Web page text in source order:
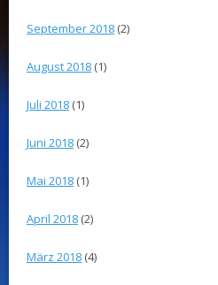
September 2018 (2)
August 2018 (1)
Juli 2018 (1)
Juni 2018 (2)
Mai 2018 (1)
April 2018 (2)
März 2018 (4)